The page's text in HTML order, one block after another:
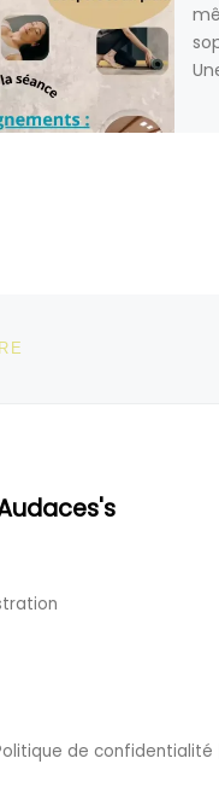
de confidentialité